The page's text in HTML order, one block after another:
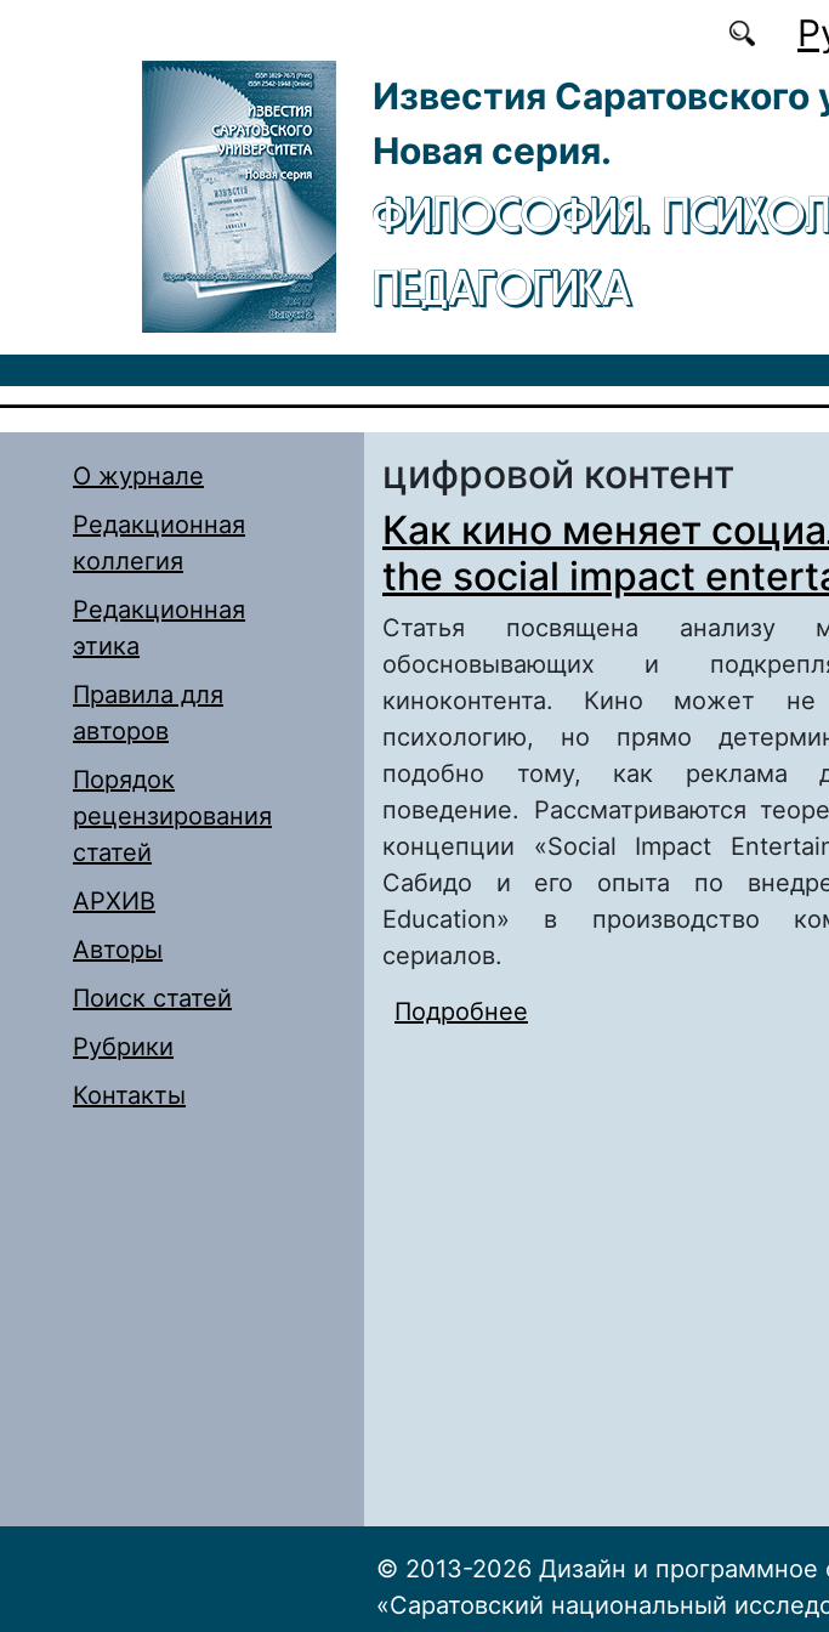
Известия Саратовского
Новая серия.
ФИЛОСОФИЯ.
ПЕДАГОГИКА
О журнале
Редакционная
коллегия
Редакционная
этика
Правила для
авторов
Порядок
рецензирования
статей
АРХИВ
Авторы
Поиск статей
Рубрики
Контакты
цифровой контент
Как кино меняет
the social impact
Статья посвящена анализу
обосновывающих и
киноконтента. Кино может не
психологию, но прямо
подобно тому, как реклама
поведение. Рассматриваются
концепции «Social Impact
Сабидо и его опыта по
Education» в производство
сериалов.
Подробнее
© 2013-2026 Дизайн и
«Саратовский национальный